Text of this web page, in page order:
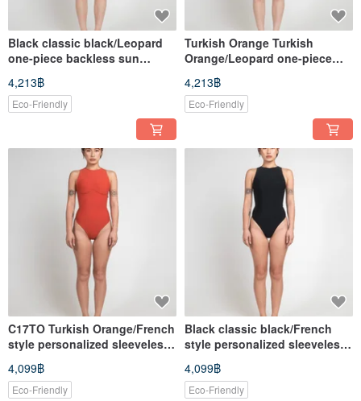
Black classic black/Leopard
one-piece backless sun
protection garment (slightly
hip version)
4,213฿
Eco-Friendly
Turkish Orange Turkish
Orange/Leopard one-piece
backless sun protection
clothing
4,213฿
Eco-Friendly
C17TO Turkish Orange/French
style personalized sleeveless
jumpsuit
4,099฿
Eco-Friendly
Black classic black/French
style personalized sleeveless
jumpsuit
4,099฿
Eco-Friendly